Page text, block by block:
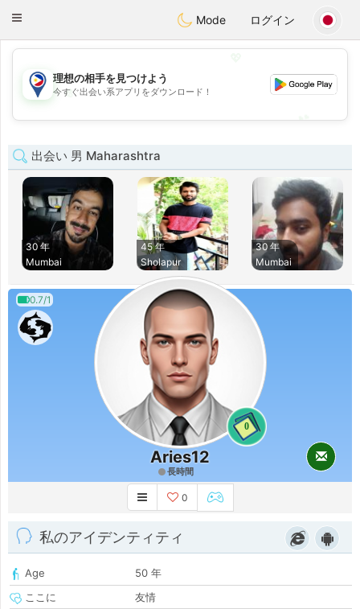
PhilippinesChat
Toggle
Mode ログイン
💖
理想の相手を見つけよう
今すぐ出会い系アプリをダウンロード！
出会い 男 Maharashtra
30 年
Mumbai
45 年
Sholapur
30 年
Mumbai
0.7/1
0
Aries12
長時間
0
私のアイデンティティ
Age
50 年
ここに
友情